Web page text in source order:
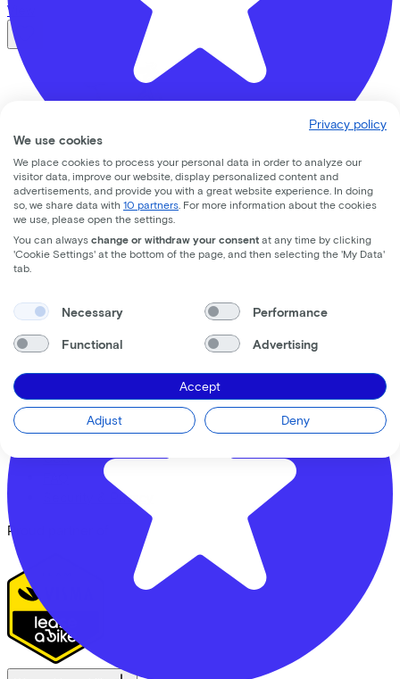
Bike Totaal Smeeing
Koningsweg 16
3762 EC
View
Victoria Cysalo 7 (2025)
Costs per month from
€65,65
Save€659,37
View
Lease a Bike
About us
Our team
Contact
News
CSR
Security & Privacy
Proud partner of
Privacy policy
We use cookies
We place cookies to process your personal data in order to analyze our
visitor data, improve our website, display personalized content and
advertisements, and provide you with a great website experience. In doing
so, we share data with 10 partners . For more information about the cookies
we use, please open the settings.
You can always change or withdraw your consent at any time by clicking
'Cookie Settings' at the bottom of the page, and then selecting the 'My Data'
tab.
Necessary Performance
Functional Advertising
Accept
Adjust Deny